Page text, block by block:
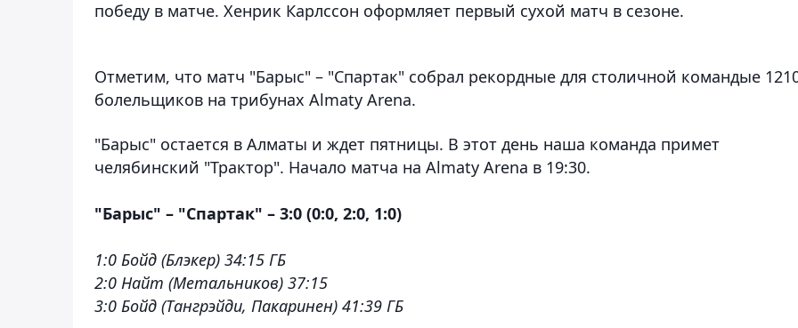
победу в матче. Хенрик Карлссон оформляет первый сухой матч в сезоне.
Отметим, что матч "Барыс" – "Спартак" собрал рекордные для столичной командые
болельщиков на трибунах Almaty Arena.
"Барыс" остается в Алматы и ждет пятницы. В этот день наша команда примет
челябинский "Трактор". Начало матча на Almaty Arena в 19:30.
"Барыс" – "Спартак" – 3:0 (0:0, 2:0, 1:0)
1:0 Бойд (Блэкер) 34:15 ГБ
2:0 Найт (Метальников) 37:15
3:0 Бойд (Тангрэйди, Пакаринен) 41:39 ГБ